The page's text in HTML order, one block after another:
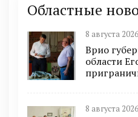
Областные
8 августа
Врио
области
8 августа